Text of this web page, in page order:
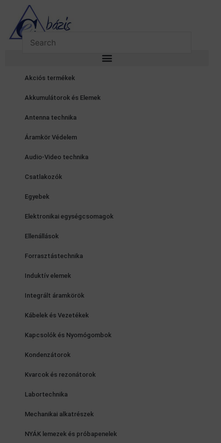
content
Akciós termékek
Akkumulátorok és Elemek
Antenna technika
Áramkör Védelem
Audio-Video technika
Csatlakozók
Egyebek
Elektronikai egységcsomagok
Ellenállások
Forrasztástechnika
Induktív elemek
Integrált áramkörök
Kábelek és Vezetékek
Kapcsolók és Nyomógombok
Kondenzátorok
Kvarcok és rezonátorok
Labortechnika
Mechanikai alkatrészek
NYÁK lemezek és próbapenelek